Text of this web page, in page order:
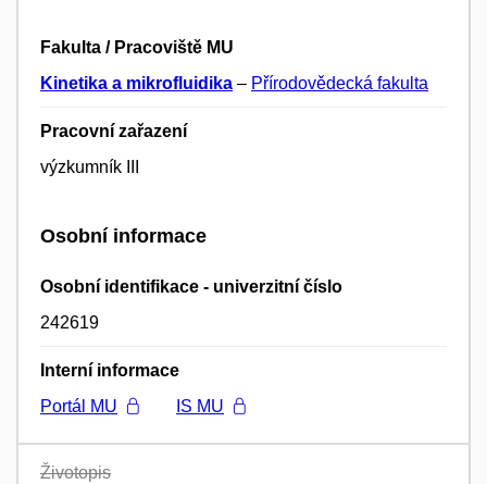
Fakulta / Pracoviště MU
Kinetika a mikrofluidika – Přírodovědecká fakulta
Pracovní zařazení
výzkumník III
Osobní informace
Osobní identifikace - univerzitní číslo
242619
Interní informace
Portál MU
IS MU
Životopis